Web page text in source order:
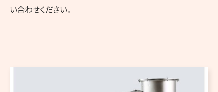
い合わせください。